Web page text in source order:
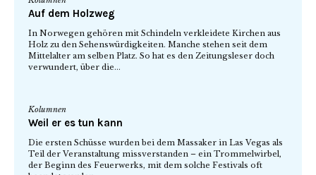
Auf dem Holzweg
In Norwegen gehören mit Schindeln verkleidete Kirchen aus
Holz zu den Sehenswürdigkeiten. Manche stehen seit dem
Mittelalter am selben Platz. So hat es den Zeitungsleser doch
verwundert, über die...
Kolumnen
Weil er es tun kann
Die ersten Schüsse wurden bei dem Massaker in Las Vegas als
Teil der Veranstaltung missverstanden – ein Trommelwirbel,
der Beginn des Feuerwerks, mit dem solche Festivals oft